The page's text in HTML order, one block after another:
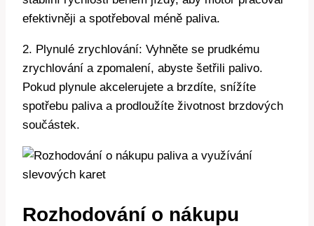
efektivněji a spotřeboval méně paliva.
2. Plynulé zrychlování: Vyhněte se prudkému
zrychlování a zpomalení, abyste šetřili palivo.
Pokud plynule akcelerujete a brzdíte, snížíte
spotřebu paliva a prodloužíte životnost brzdových
součástek.
Rozhodování o nákupu